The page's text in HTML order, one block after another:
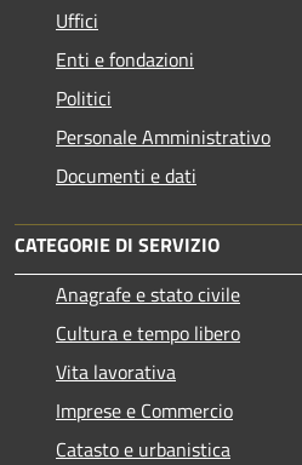
Uffici
Enti e fondazioni
Politici
Personale Amministrativo
Documenti e dati
CATEGORIE DI SERVIZIO
Anagrafe e stato civile
Cultura e tempo libero
Vita lavorativa
Imprese e Commercio
Catasto e urbanistica